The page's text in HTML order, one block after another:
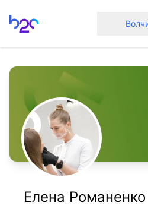
Главная
Елена Романенко